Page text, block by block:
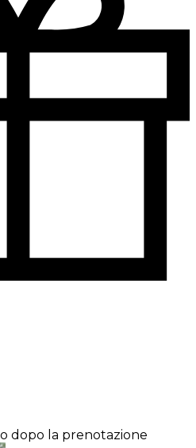
dopo la prenotazione